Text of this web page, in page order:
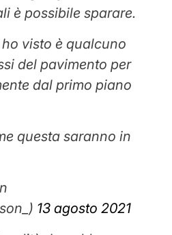
è possibile sparare.
visto è qualcuno
del pavimento per
dal primo piano
questa saranno in
13 agosto 2021